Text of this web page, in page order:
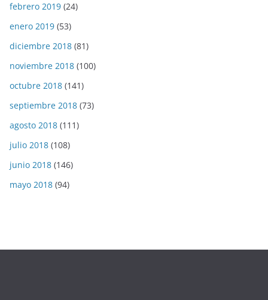
febrero 2019 (24)
enero 2019 (53)
diciembre 2018 (81)
noviembre 2018 (100)
octubre 2018 (141)
septiembre 2018 (73)
agosto 2018 (111)
julio 2018 (108)
junio 2018 (146)
mayo 2018 (94)